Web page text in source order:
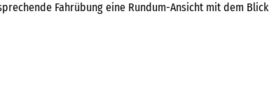
Fahrübung eine Rundum-Ansicht mit dem Blick